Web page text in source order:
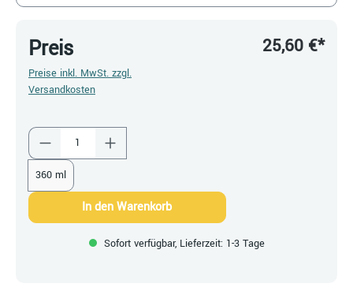
Preis
Preise inkl. MwSt. zzgl.
Versandkosten
25,60 €*
Produkt Anzahl: Gib den gewünschten Wert
360 ml
In den Warenkorb
Sofort verfügbar, Lieferzeit: 1-3 Tage